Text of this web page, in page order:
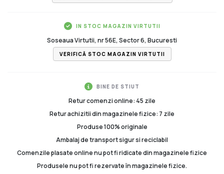
IN STOC MAGAZIN VIRTUTII
Soseaua Virtutii, nr 56E, Sector 6, Bucuresti
VERIFICĂ STOC MAGAZIN VIRTUTII
BINE DE STIUT
Retur comenzi online: 45 zile
Retur achizitii din magazinele fizice: 7 zile
Produse 100% originale
Ambalaj de transport sigur si reciclabil
Comenzile plasate online nu pot fi ridicate din magazinele fizice
Produsele nu pot fi rezervate în magazinele fizice.